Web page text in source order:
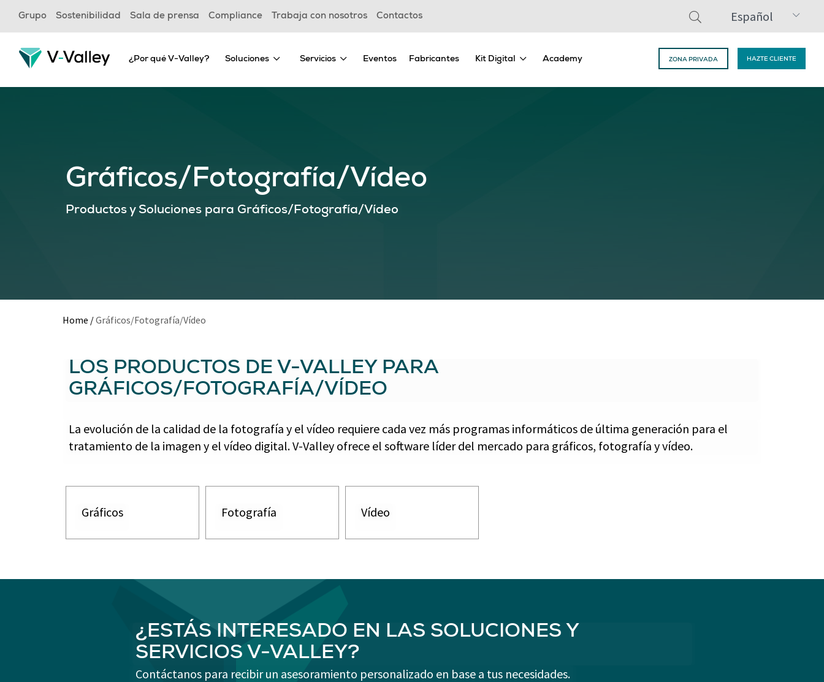
Skip
content
Grupo Sostenibilidad Sala de prensa Compliance Trabaja con nosotros Contactos Español
¿Por qué V-Valley? Soluciones Servicios Eventos Fabricantes Kit Digital Academy ZONA PRIVADA HAZTE CLIENTE
Gráficos/Fotografía/Vídeo
Productos y Soluciones para Gráficos/Fotografía/Vídeo
Home /Gráficos/Fotografía/Vídeo
LOS PRODUCTOS DE V-VALLEY PARA
GRÁFICOS/FOTOGRAFÍA/VÍDEO
La evolución de la calidad de la fotografía y el vídeo requiere cada vez más programas informáticos de última generación para el
tratamiento de la imagen y el vídeo digital. V-Valley ofrece el software líder del mercado para gráficos, fotografía y vídeo.
Gráficos Fotografía Vídeo
¿ESTÁS INTERESADO EN LAS SOLUCIONES Y
SERVICIOS V-VALLEY?
Contáctanos para recibir un asesoramiento personalizado en base a tus necesidades.